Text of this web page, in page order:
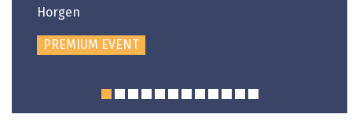
Horgen
PREMIUM EVENT